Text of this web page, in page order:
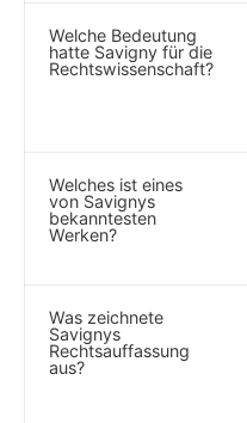
Welche Bedeutung
hatte Savigny ⁣für die
Rechtswissenschaft?
Welches ist eines
von Savignys
bekanntesten
Werken?
Was zeichnete
Savignys
Rechtsauffassung
aus?